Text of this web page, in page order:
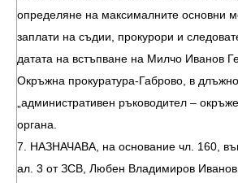
определяне на максималните основни
заплати на съдии, прокурори и
датата на встъпване на Милчо Иванов
Окръжна прокуратура-Габрово, в
„административен ръководител –
органа.
7. НАЗНАЧАВА, на основание чл. 160,
ал. 3 от ЗСВ, Любен Владимиров Иванов